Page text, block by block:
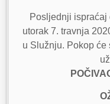
Posljednji ispraćaj
utorak 7. travnja
u Služnju. Pokop